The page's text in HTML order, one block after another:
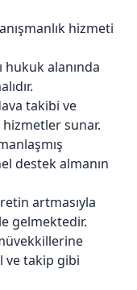
hizmeti
hukuk alanında
takibi ve
hizmetler sunar.
destek almanın
artmasıyla
gelmektedir.
ve takip gibi